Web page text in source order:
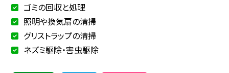
ゴミの回収と処理
照明や換気扇の清掃
グリストラップの清掃
ネズミ駆除・害虫駆除